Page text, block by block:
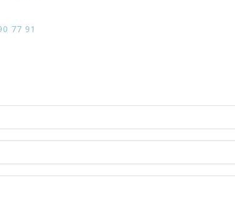
77 91